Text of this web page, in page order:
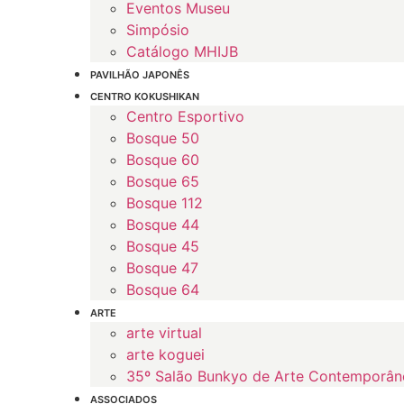
Eventos Museu
Simpósio
Catálogo MHIJB
PAVILHÃO JAPONÊS
CENTRO KOKUSHIKAN
Centro Esportivo
Bosque 50
Bosque 60
Bosque 65
Bosque 112
Bosque 44
Bosque 45
Bosque 47
Bosque 64
ARTE
arte virtual
arte koguei
35º Salão Bunkyo de Arte
ASSOCIADOS